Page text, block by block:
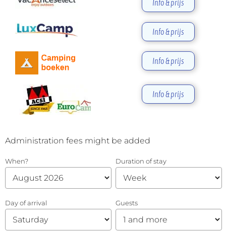
Info & prijs
Info & prijs
Info & prijs
Info & prijs